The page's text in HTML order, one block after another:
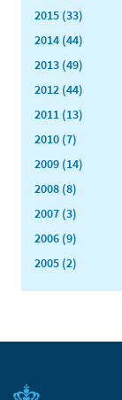
2015 (33)
2014 (44)
2013 (49)
2012 (44)
2011 (13)
2010 (7)
2009 (14)
2008 (8)
2007 (3)
2006 (9)
2005 (2)